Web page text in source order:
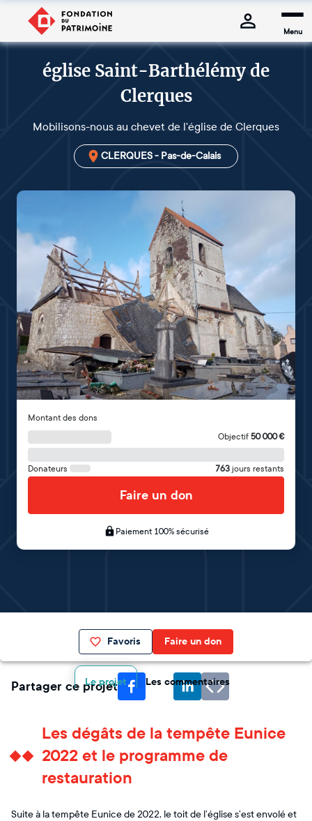
Menu
église Saint-Barthélémy de
Clerques
Mobilisons-nous au chevet de l'église de Clerques
CLERQUES - Pas-de-Calais
Montant des dons
Objectif 50 000€
Donateurs 763 jours restants
Faire un don
Paiement 100% sécurisé
Favoris Faire un don
Le projet Les commentaires
Partager ce projet
Les dégâts de la tempête Eunice
2022 et le programme de
restauration
Suite à la tempête Eunice de 2022, le toit de l’église s’est envolé et